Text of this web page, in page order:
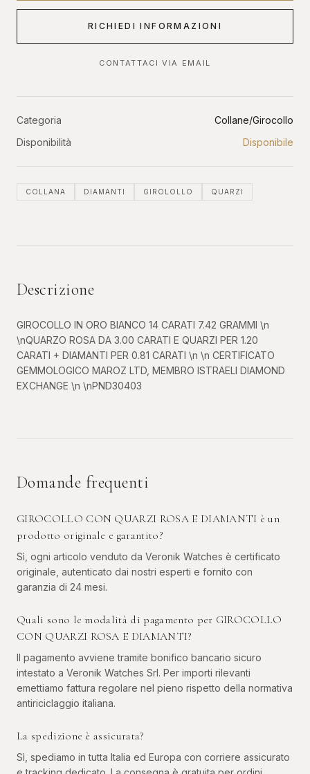
RICHIEDI INFORMAZIONI
CONTATTACI VIA EMAIL
Categoria
Collane/Girocollo
Disponibilità
Disponibile
COLLANA DIAMANTI GIROLOLLO QUARZI
Descrizione
GIROCOLLO IN ORO BIANCO 14 CARATI 7.42 GRAMMI \n
\nQUARZO ROSA DA 3.00 CARATI E QUARZI PER 1.20
CARATI + DIAMANTI PER 0.81 CARATI \n \n CERTIFICATO
GEMMOLOGICO MAROZ LTD, MEMBRO ISTRAELI DIAMOND
EXCHANGE \n \nPND30403
Domande frequenti
GIROCOLLO CON QUARZI ROSA E DIAMANTI è un
prodotto originale e garantito?
Sì, ogni articolo venduto da Veronik Watches è certificato
originale, autenticato dai nostri esperti e fornito con
garanzia di 24 mesi.
Quali sono le modalità di pagamento per GIROCOLLO
CON QUARZI ROSA E DIAMANTI?
Il pagamento avviene tramite bonifico bancario sicuro
intestato a Veronik Watches Srl. Per importi rilevanti
emettiamo fattura regolare nel pieno rispetto della normativa
antiriciclaggio italiana.
La spedizione è assicurata?
Sì, spediamo in tutta Italia ed Europa con corriere assicurato